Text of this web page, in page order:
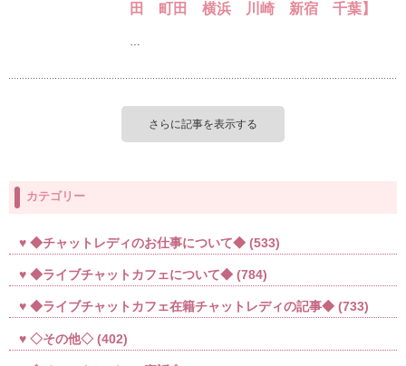
田 町田 横浜 川崎 新宿 千葉】
…
さらに記事を表示する
カテゴリー
◆チャットレディのお仕事について◆ (533)
◆ライブチャットカフェについて◆ (784)
◆ライブチャットカフェ在籍チャットレディの記事◆ (733)
◇その他◇ (402)